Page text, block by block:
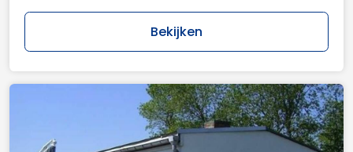
Bekijken